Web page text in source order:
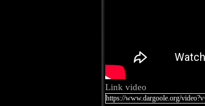
Link video